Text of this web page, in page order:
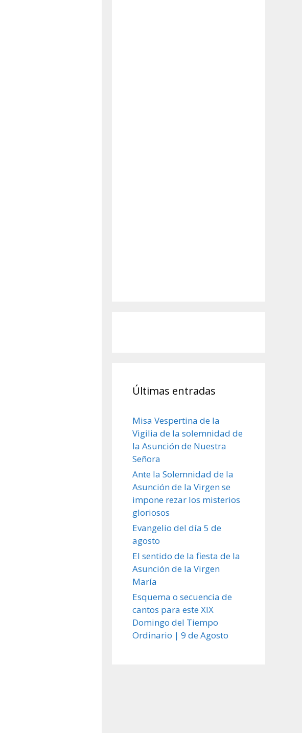
Últimas entradas
Misa Vespertina de la
Vigilia de la solemnidad de
la Asunción de Nuestra
Señora
Ante la Solemnidad de la
Asunción de la Virgen se
impone rezar los misterios
gloriosos
Evangelio del día 5 de
agosto
El sentido de la fiesta de la
Asunción de la Virgen
María
Esquema o secuencia de
cantos para este XIX
Domingo del Tiempo
Ordinario | 9 de Agosto